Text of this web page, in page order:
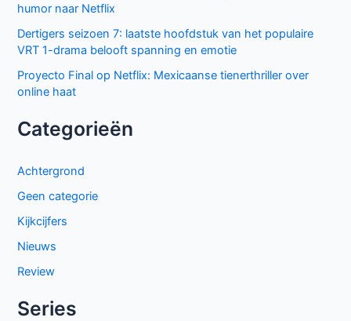
humor naar Netflix
Dertigers seizoen 7: laatste hoofdstuk van het populaire
VRT 1-drama belooft spanning en emotie
Proyecto Final op Netflix: Mexicaanse tienerthriller over
online haat
Categorieën
Achtergrond
Geen categorie
Kijkcijfers
Nieuws
Review
Series